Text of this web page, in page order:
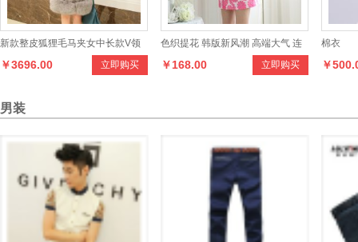
新款整皮狐狸毛马夹女中长款V领
百搭无袖马甲皮草背心斜条纹
立即购买
￥3696.00
色织提花 韩版新风潮 高端大气 连
衣裙 立即购买
￥168.00
棉衣
￥
男装